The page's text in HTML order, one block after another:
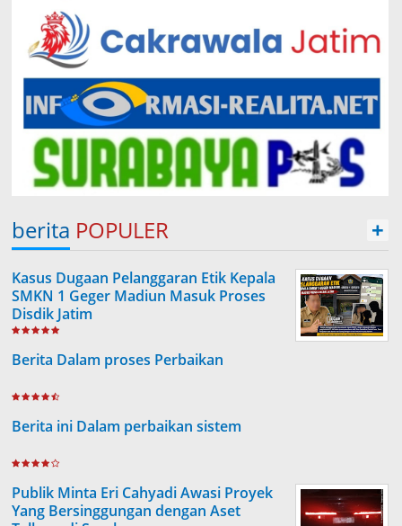
berita POPULER +
Kasus Dugaan Pelanggaran Etik Kepala
SMKN 1 Geger Madiun Masuk Proses
Disdik Jatim
Berita Dalam proses Perbaikan
Berita ini Dalam perbaikan sistem
Publik Minta Eri Cahyadi Awasi Proyek
Yang Bersinggungan dengan Aset